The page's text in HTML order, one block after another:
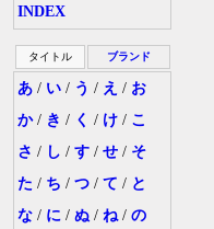
INDEX
タイトル ブランド
あ / い / う / え / お
か/ き / く / け / こ
さ / し / す / せ / そ
た / ち / つ / て / と
な / に / ぬ / ね / の